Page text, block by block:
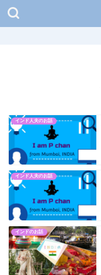
インド人夫のお話
インド人夫のお話
インドのお話